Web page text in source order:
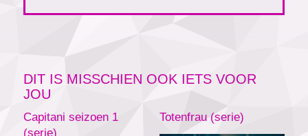
DIT IS MISSCHIEN OOK IETS VOOR
JOU
Capitani seizoen 1
(serie)
Totenfrau (serie)